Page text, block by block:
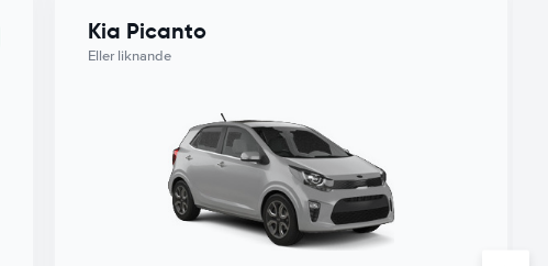
Kia Picanto
Eller liknande